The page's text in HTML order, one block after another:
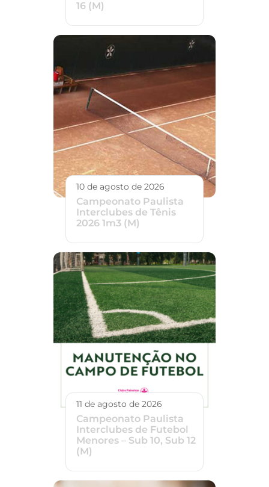
16 (M)
10 de agosto de 2026
Campeonato Paulista
Interclubes de Tênis
2026 1m3 (M)
11 de agosto de 2026
Campeonato Paulista
Interclubes de Futebol
Menores – Sub 10, Sub 12
(M)